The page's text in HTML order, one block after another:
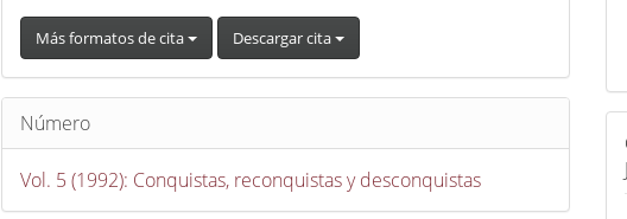
Más formatos de cita Descargar cita
Número
Vol. 5 (1992): Conquistas, reconquistas y desconquistas